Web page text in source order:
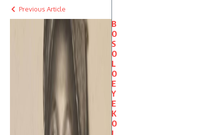
Previous Article
B
O
S
O
L
O
E
Y
E
K
O